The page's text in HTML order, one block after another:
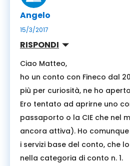
Angelo
15/3/2017
RISPONDI
Ciao Matteo,
ho un conto con Fineco dal
più per curiosità, ne ho
Ero tentato ad aprirne uno
passaporto o la CIE che nel
ancora attiva). Ho
i servizi base del conto, che
nella categoria di conto n. 1.